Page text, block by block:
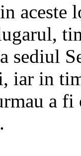
aceste
sediul
iar in
a fi